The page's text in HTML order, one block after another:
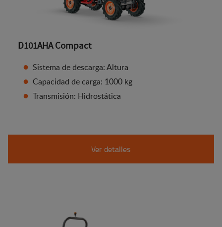
D101AHA Compact
Sistema de descarga: Altura
Capacidad de carga: 1000 kg
Transmisión: Hidrostática
Ver detalles